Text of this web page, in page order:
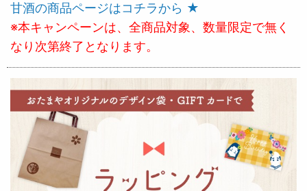
甘酒の商品ページはコチラから ★
※本キャンペーンは、全商品対象、数量限定で無く
なり次第終了となります。